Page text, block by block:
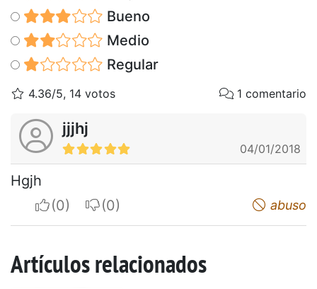
Bueno
Medio
Regular
4.36/5, 14 votos 1 comentario
jjjhj
04/01/2018
Hgjh
I apreciateI do not appreciate abuso
Artículos relacionados